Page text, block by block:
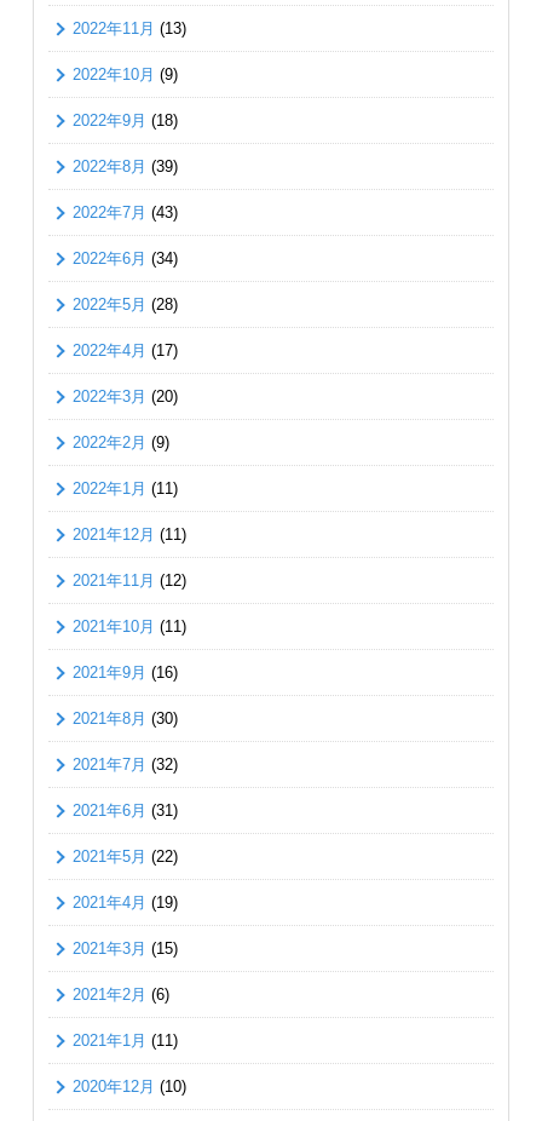
2022年11月 (13)
2022年10月 (9)
2022年9月 (18)
2022年8月 (39)
2022年7月 (43)
2022年6月 (34)
2022年5月 (28)
2022年4月 (17)
2022年3月 (20)
2022年2月 (9)
2022年1月 (11)
2021年12月 (11)
2021年11月 (12)
2021年10月 (11)
2021年9月 (16)
2021年8月 (30)
2021年7月 (32)
2021年6月 (31)
2021年5月 (22)
2021年4月 (19)
2021年3月 (15)
2021年2月 (6)
2021年1月 (11)
2020年12月 (10)